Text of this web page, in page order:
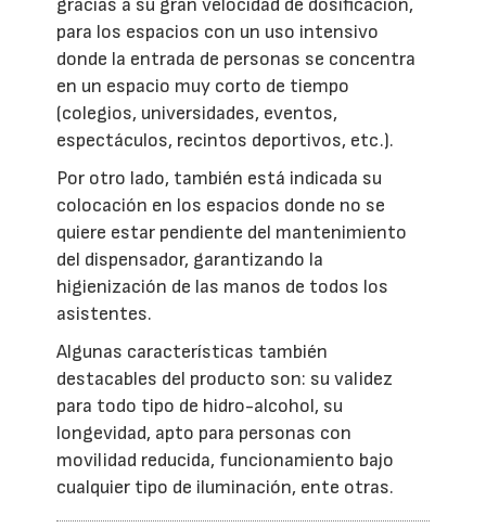
gracias a su gran velocidad de dosificación,
para los espacios con un uso intensivo
donde la entrada de personas se concentra
en un espacio muy corto de tiempo
(colegios, universidades, eventos,
espectáculos, recintos deportivos, etc.).
Por otro lado, también está indicada su
colocación en los espacios donde no se
quiere estar pendiente del mantenimiento
del dispensador, garantizando la
higienización de las manos de todos los
asistentes.
Algunas características también
destacables del producto son: su validez
para todo tipo de hidro-alcohol, su
longevidad, apto para personas con
movilidad reducida, funcionamiento bajo
cualquier tipo de iluminación, ente otras.